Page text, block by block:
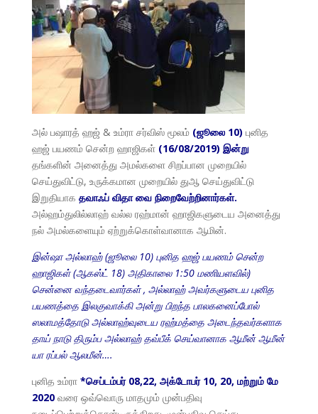
அல் பஷாரத் ஹஜ் & உம்ரா சர்விஸ் மூலம் (ஜூலை 10) புனித
ஹஜ் பயணம் சென்ற ஹாஜிகள் (16/08/2019) இன்று
தங்களின் அனைத்து அமல்களை சிறப்பான முறையில்
செய்துவிட்டு, உருக்கமான முறையில் துஆ செய்துவிட்டு
இறுதியாக தவாஃப் விதா வை நிறைவேற்றினார்கள்.
அல்ஹம்துலில்லாஹ் வல்ல ரஹ்மான் ஹாஜிகளுடைய அனைத்து
நல் அமல்களையும் ஏற்றுக்கொள்வானாக ஆமின்.
இன்ஷா அல்லாஹ் (ஜூலை 10) புனித ஹஜ் பயணம் சென்ற
ஹாஜிகள் (ஆகஸ்ட் 18) அதிகாலை 1:50 மணியளவில்)
சென்னை வந்தடைவார்கள் , அல்லாஹ் அவர்களுடைய புனித
பயணத்தை இலகுவாக்கி அன்று பிறந்த பாலகனைப்போல்
ஸலாமத்தோடு அல்லாஹ்வுடைய ரஹ்மத்தை அடைந்தவர்களாக
தாய் நாடு திரும்ப அல்லாஹ் தவ்பீக் செய்வானாக ஆமீன் ஆமீன்
யா ரப்பல் ஆலமீன்….
புனித உம்ரா*செப்டம்பர் 08,22, அக்டோபர் 10, 20, மற்றும் மே
2020வரை ஒவ்வொரு மாதமும் முன்பதிவு